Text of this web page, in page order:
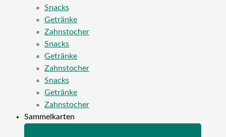
Snacks
Getränke
Zahnstocher
Snacks
Getränke
Zahnstocher
Snacks
Getränke
Zahnstocher
Sammelkarten